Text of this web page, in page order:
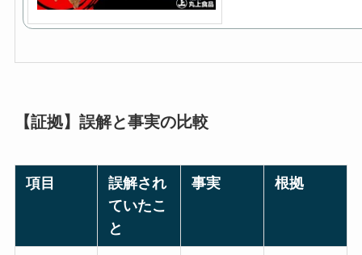
【証拠】誤解と事実の比較
項目
誤解され
ていたこ
と
事実 根拠